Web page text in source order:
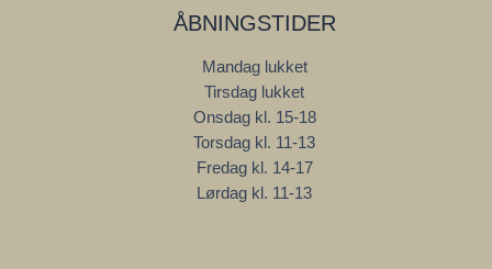
ÅBNINGSTIDER
Mandag lukket
Tirsdag lukket
Onsdag kl. 15-18
Torsdag kl. 11-13
Fredag kl. 14-17
Lørdag kl. 11-13